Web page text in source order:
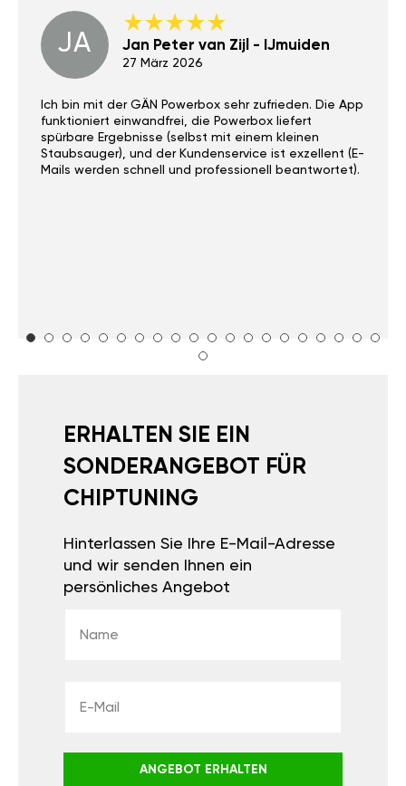
JA Jan Peter van Zijl - IJmuiden
27 März 2026
Ich bin mit der GÄN Powerbox sehr zufrieden. Die App
funktioniert einwandfrei, die Powerbox liefert
spürbare Ergebnisse (selbst mit einem kleinen
Staubsauger), und der Kundenservice ist exzellent (E-
Mails werden schnell und professionell beantwortet).
ERHALTEN SIE EIN
SONDERANGEBOT FÜR
CHIPTUNING
Hinterlassen Sie Ihre E-Mail-Adresse
und wir senden Ihnen ein
persönliches Angebot
ANGEBOT ERHALTEN